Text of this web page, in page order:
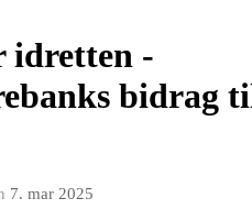
idretten -
bidrag
7. mar 2025